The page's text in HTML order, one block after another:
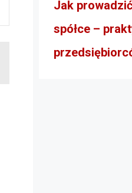
Jak
spółce –